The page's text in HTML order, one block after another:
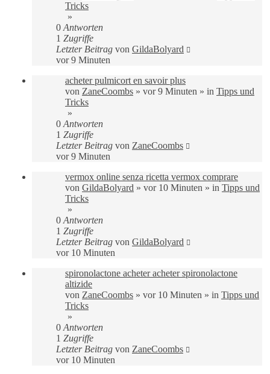
Tricks
»
0 Antworten
1 Zugriffe
Letzter Beitrag von GildaBolyard
vor 9 Minuten
acheter pulmicort en savoir plus
von ZaneCoombs » vor 9 Minuten » in Tipps und
Tricks
»
0 Antworten
1 Zugriffe
Letzter Beitrag von ZaneCoombs
vor 9 Minuten
vermox online senza ricetta vermox comprare
von GildaBolyard » vor 10 Minuten » in Tipps und
Tricks
»
0 Antworten
1 Zugriffe
Letzter Beitrag von GildaBolyard
vor 10 Minuten
spironolactone acheter acheter spironolactone
altizide
von ZaneCoombs » vor 10 Minuten » in Tipps und
Tricks
»
0 Antworten
1 Zugriffe
Letzter Beitrag von ZaneCoombs
vor 10 Minuten